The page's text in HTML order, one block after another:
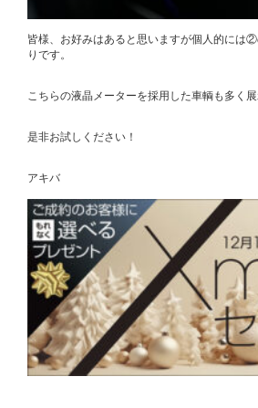
皆様、お好みはあると思いますが個人的には
りです。
こちらの液晶メーターを採用した車輌も多く展
是非お試しください！
アキバ